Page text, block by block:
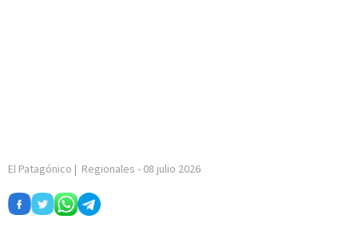
El Patagónico | Regionales - 08 julio 2026